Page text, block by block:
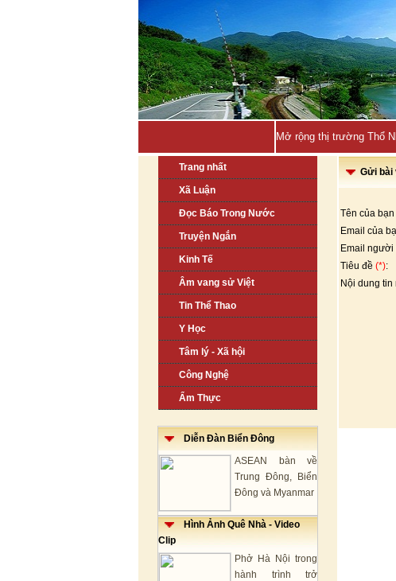
Mở rộng thị trường Thổ
Trang nhất
Xã Luận
Đọc Báo Trong Nước
Truyện Ngắn
Kinh Tế
Âm vang sử Việt
Tin Thể Thao
Y Học
Tâm lý - Xã hội
Công Nghệ
Ẩm Thực
Diễn Đàn Biển Đông
ASEAN bàn về
Trung Đông, Biển
Đông và Myanmar
Hình Ảnh Quê Nhà - Video
Clip
Phở Hà Nội trong
hành trình trở
Gửi bài
Tên của bạn
Email của
Email người
Tiêu đề (*):
Nội dung tin